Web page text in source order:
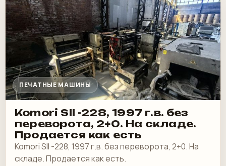
ПЕЧАТНЫЕ МАШИНЫ
Komori SII -228, 1997 г.в. без
переворота, 2+0. На складе.
Продается как есть
Komori SII -228, 1997 г.в. без переворота, 2+0. На
складе. Продается как есть.